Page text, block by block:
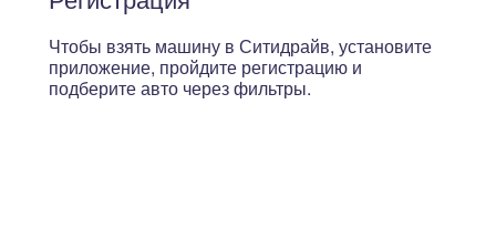
Чтобы взять машину в Ситидрайв, установите
приложение, пройдите регистрацию и
подберите авто через фильтры.